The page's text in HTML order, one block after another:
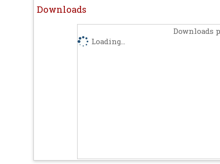
Downloads
Downloads
Loading...